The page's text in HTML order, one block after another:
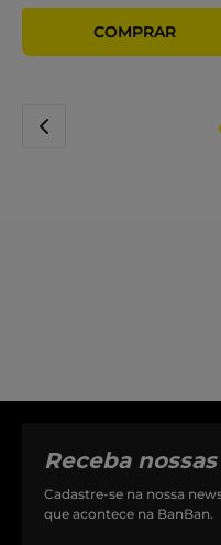
Receba
Cadastre-se na nossa
que acontece na BanBan.